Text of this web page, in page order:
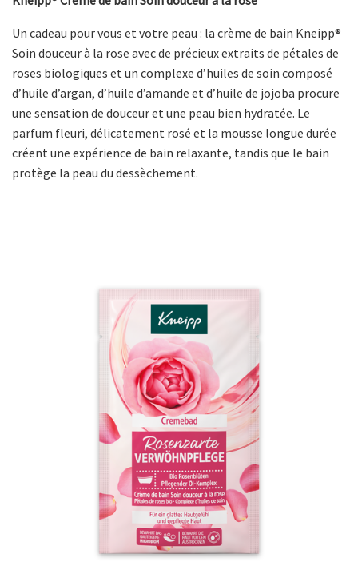
Un cadeau pour vous et votre peau : la crème de bain Kneipp®
Soin douceur à la rose avec de précieux extraits de pétales de
roses biologiques et un complexe d’huiles de soin composé
d’huile d’argan, d’huile d’amande et d’huile de jojoba procure
une sensation de douceur et une peau bien hydratée. Le
parfum fleuri, délicatement rosé et la mousse longue durée
créent une expérience de bain relaxante, tandis que le bain
protège la peau du dessèchement.